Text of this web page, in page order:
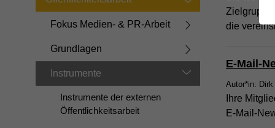
Fokus Medien- & PR-Arbeit
Grundlagen
Instrumente
Instrumente der externen
Öffentlichkeitsarbeit
die
E-Mail-
Autor*in:
Ihre
E-Mail-